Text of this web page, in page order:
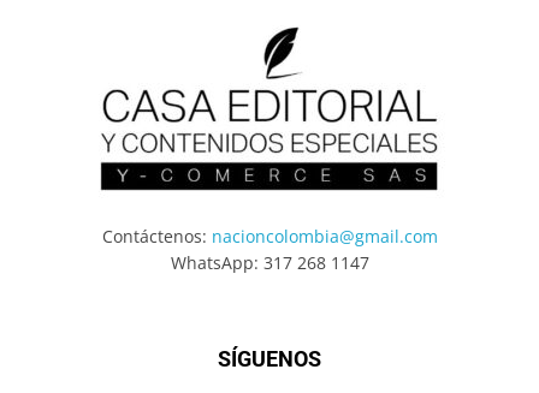
Contáctenos: nacioncolombia@gmail.com
WhatsApp: 317 268 1147
SÍGUENOS